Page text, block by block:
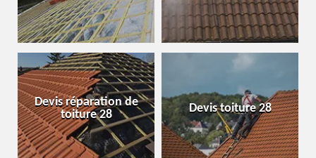
Devis réparation de
toiture 28
Devis toiture 28